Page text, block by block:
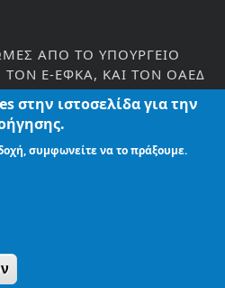
ΑΠΟ ΤΟ ΥΠΟΥΡΓΕΙΟ
ΤΟΝ E-ΕΦΚΑ, ΚΑΙ ΤΟΝ ΟΑΕΔ
ΦΕΒΡΟΥΑΡΙΟΥ
Η ΥΠΟΓΕΙΟΠΟΙΗΣΗ
ΜΕΣΗΣ ΤΑΣΗΣ ΣΤΗΝ
ΟΔΟ
στην ιστοσελίδα για την
συμφωνείτε να το πράξουμε.